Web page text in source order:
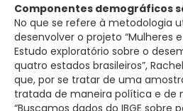
Componentes demográficos
No que se refere à metodologia
desenvolver o projeto “Mulheres
Estudo exploratório sobre o
quatro estados brasileiros”,
que, por se tratar de uma
tratada de maneira política e de
“Buscamos dados do IBGE sobre